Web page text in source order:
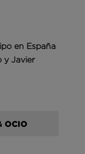
en España
y Javier
OCIO